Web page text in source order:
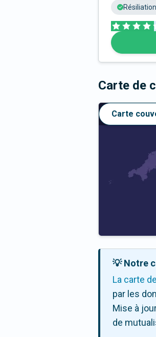
Carte de
Carte
💡 Notre
La carte
par les
Mise à
de